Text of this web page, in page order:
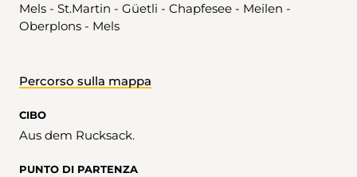
Mels - St.Martin - Güetli - Chapfesee - Meilen -
Oberplons - Mels
Percorso sulla mappa
CIBO
Aus dem Rucksack.
PUNTO DI PARTENZA